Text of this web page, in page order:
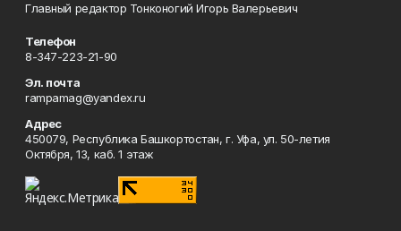
Главный редактор Тонконогий Игорь Валерьевич
Телефон
8-347-223-21-90
Эл. почта
rampamag@yandex.ru
Адрес
450079, Республика Башкортостан, г. Уфа, ул. 50-летия
Октября, 13, каб. 1 этаж